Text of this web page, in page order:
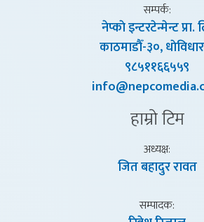
सम्पर्क:
नेप्काे इन्टरटेन्मेन्ट प्रा.
काठमाडाैँ-३०,
९८५११६६५५९
हाम्राे टिम
अध्यक्ष:
जित बहादुर रावत
सम्पादक: